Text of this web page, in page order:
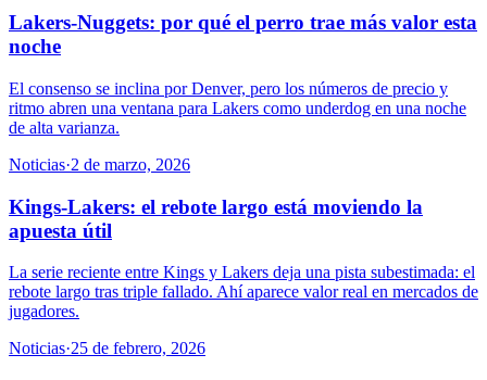
Lakers-Nuggets: por qué el perro trae más valor esta
noche
El consenso se inclina por Denver, pero los números de precio y
ritmo abren una ventana para Lakers como underdog en una noche
de alta varianza.
Noticias·2 de marzo, 2026
Kings-Lakers: el rebote largo está moviendo la
apuesta útil
La serie reciente entre Kings y Lakers deja una pista subestimada: el
rebote largo tras triple fallado. Ahí aparece valor real en mercados de
jugadores.
Noticias·25 de febrero, 2026